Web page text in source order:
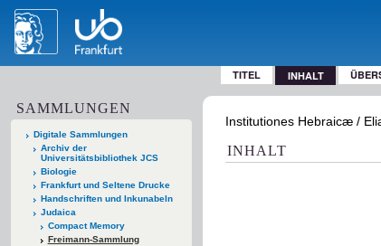
TITEL INHALT
SAMMLUNGEN
Digitale Sammlungen
Archiv der
Universitätsbibliothek JCS
Biologie
Frankfurt und Seltene Drucke
Handschriften und Inkunabeln
Judaica
Compact Memory
Freimann-Sammlung
Institutiones Hebraicæ /
INHALT